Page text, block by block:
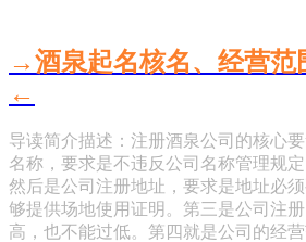
→酒泉起名核名、经营范
←
导读简介描述：注册酒泉公司的核心
名称，要求是不违反公司名称管理规
然后是公司注册地址，要求是地址必
够提供场地使用证明。第三是公司注
高，也不能过低。第四就是公司的经